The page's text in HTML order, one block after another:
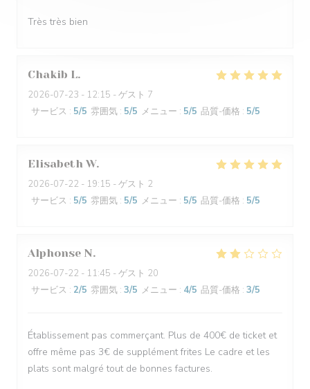
Très très bien
Chakib L
2026-07-23 - 12:15 - ゲスト 7
サービス : 5/5 雰囲気 : 5/5 メニュー : 5/5 品質-価格 : 5/5
Elisabeth W
2026-07-22 - 19:15 - ゲスト 2
サービス : 5/5 雰囲気 : 5/5 メニュー : 5/5 品質-価格 : 5/5
Alphonse N
2026-07-22 - 11:45 - ゲスト 20
サービス : 2/5 雰囲気 : 3/5 メニュー : 4/5 品質-価格 : 3/5
Établissement pas commerçant. Plus de 400€ de ticket et
offre même pas 3€ de supplément frites Le cadre et les
plats sont malgré tout de bonnes factures.